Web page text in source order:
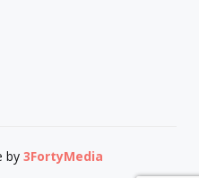
by 3FortyMedia